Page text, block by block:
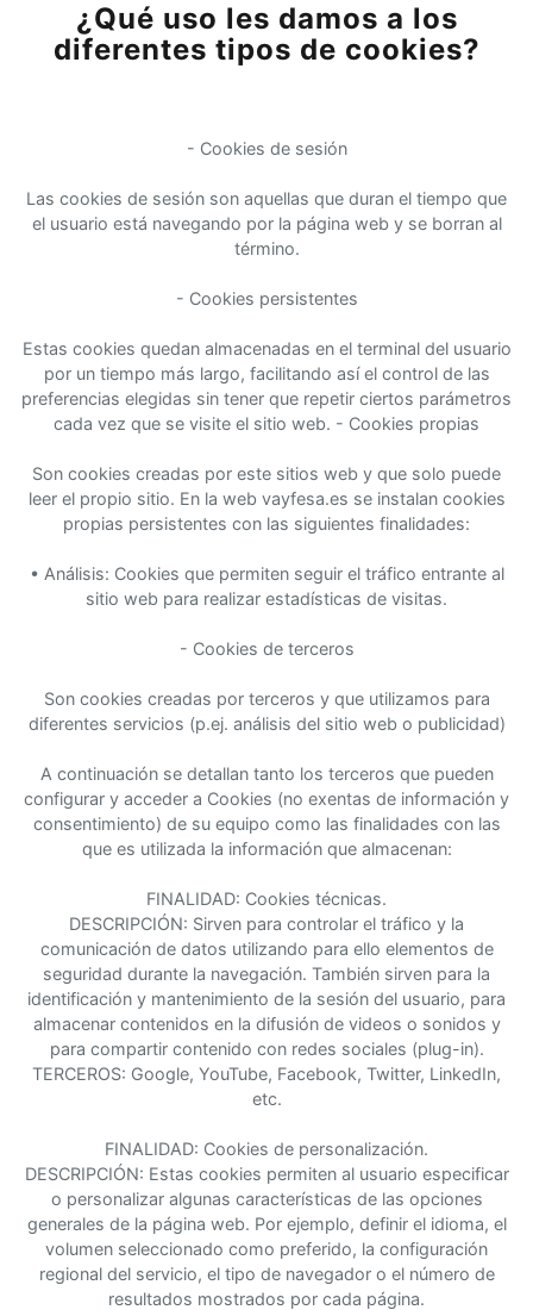
¿Qué uso les damos a los
diferentes tipos de cookies?
- Cookies de sesión
Las cookies de sesión son aquellas que duran el tiempo que
el usuario está navegando por la página web y se borran al
término.
- Cookies persistentes
Estas cookies quedan almacenadas en el terminal del usuario
por un tiempo más largo, facilitando así el control de las
preferencias elegidas sin tener que repetir ciertos parámetros
cada vez que se visite el sitio web. - Cookies propias
Son cookies creadas por este sitios web y que solo puede
leer el propio sitio. En la web vayfesa.es se instalan cookies
propias persistentes con las siguientes finalidades:
• Análisis: Cookies que permiten seguir el tráfico entrante al
sitio web para realizar estadísticas de visitas.
- Cookies de terceros
Son cookies creadas por terceros y que utilizamos para
diferentes servicios (p.ej. análisis del sitio web o publicidad)
A continuación se detallan tanto los terceros que pueden
configurar y acceder a Cookies (no exentas de información y
consentimiento) de su equipo como las finalidades con las
que es utilizada la información que almacenan:
FINALIDAD: Cookies técnicas.
DESCRIPCIÓN: Sirven para controlar el tráfico y la
comunicación de datos utilizando para ello elementos de
seguridad durante la navegación. También sirven para la
identificación y mantenimiento de la sesión del usuario, para
almacenar contenidos en la difusión de videos o sonidos y
para compartir contenido con redes sociales (plug-in).
TERCEROS: Google, YouTube, Facebook, Twitter, LinkedIn,
etc.
FINALIDAD: Cookies de personalización.
DESCRIPCIÓN: Estas cookies permiten al usuario especificar
o personalizar algunas características de las opciones
generales de la página web. Por ejemplo, definir el idioma, el
volumen seleccionado como preferido, la configuración
regional del servicio, el tipo de navegador o el número de
resultados mostrados por cada página.